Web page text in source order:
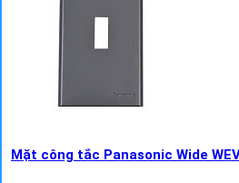
Mặt công tắc Panasonic Wide